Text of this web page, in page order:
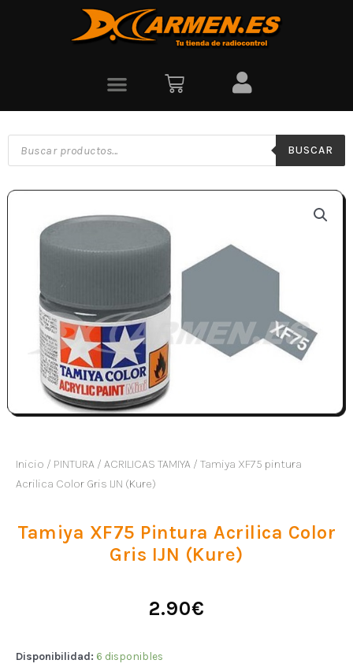
BUSCAR
Inicio / PINTURA / ACRILICAS TAMIYA / Tamiya XF75 pintura
Acrilica Color Gris IJN (Kure)
Tamiya XF75 Pintura Acrilica Color
Gris IJN (Kure)
2.90€
Disponibilidad: 6 disponibles